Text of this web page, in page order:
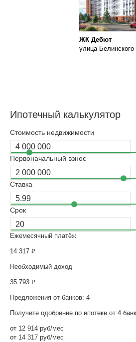
ЖК Дебют
улица Белинского
Ипотечный калькулятор
Стоимость недвижимости
Первоначальный взнос
Ставка
Срок
Ежемесячный платёж
14 317 ₽
Необходимый доход
35 793 ₽
Предложения от банков: 4
Получите одобрение по ипотеке от 4
от 12 914 руб/мес
от 14 317 руб/мес